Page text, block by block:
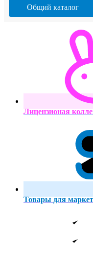
Общий каталог
Лицензионая
Товары для